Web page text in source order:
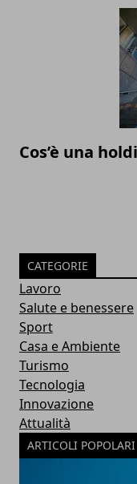
Cos’è una
CATEGORIE
Lavoro
Salute e benessere
Sport
Casa e Ambiente
Turismo
Tecnologia
Innovazione
Attualità
ARTICOLI POPOLARI